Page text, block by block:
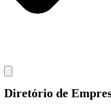
Diretório de